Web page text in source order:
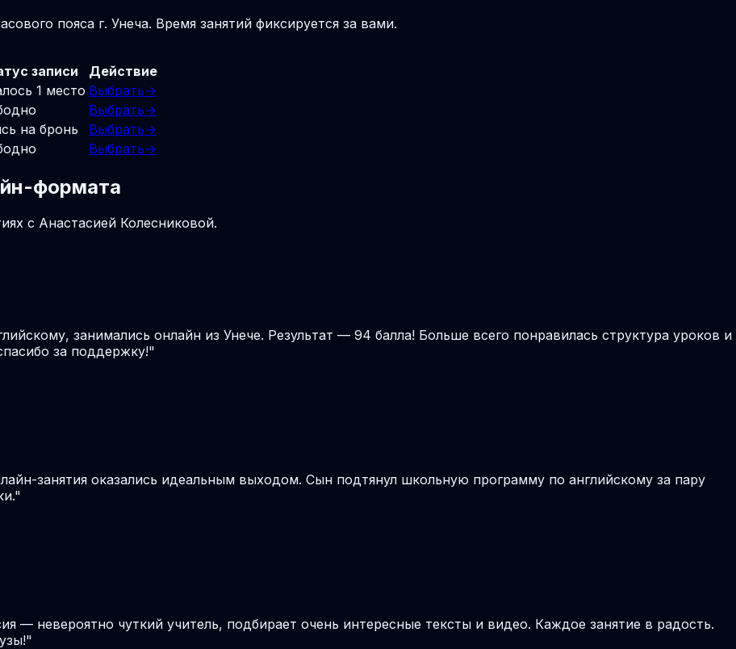
пояса г. Унеча. Время занятий фиксируется за вами.
записи
Действие
1 место Выбрать→
Выбрать→
на бронь Выбрать→
Выбрать→
формата
с Анастасией Колесниковой.
занимались онлайн из Унече. Результат — 94 балла! Больше всего понравилась структура уроков и
за поддержку!"
занятия оказались идеальным выходом. Сын подтянул школьную программу по английскому за пару
"
— невероятно чуткий учитель, подбирает очень интересные тексты и видео. Каждое занятие в радость.
"